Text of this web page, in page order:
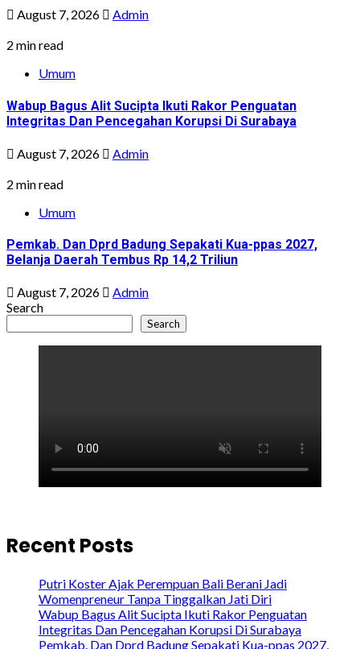
August 7, 2026
Admin
2 min read
Umum
Wabup Bagus Alit Sucipta Ikuti Rakor Penguatan
Integritas Dan Pencegahan Korupsi Di Surabaya
August 7, 2026
Admin
2 min read
Umum
Pemkab. Dan Dprd Badung Sepakati Kua-ppas 2027,
Belanja Daerah Tembus Rp 14,2 Triliun
August 7, 2026
Admin
Search
Search
Recent Posts
Putri Koster Ajak Perempuan Bali Berani Jadi
Womenpreneur Tanpa Tinggalkan Jati Diri
Wabup Bagus Alit Sucipta Ikuti Rakor Penguatan
Integritas Dan Pencegahan Korupsi Di Surabaya
Pemkab. Dan Dprd Badung Sepakati Kua-ppas 2027,